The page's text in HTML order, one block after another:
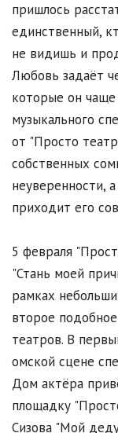
пришлось
единственный,
не видишь и
Любовь задаёт
которые он чаще
музыкального
от "Просто
собственных
неуверенности,
приходит его
5 февраля
"Стань моей
рамках
второе
театров. В
омской сцене
Дом актёра
площадку
Сизова "Мой